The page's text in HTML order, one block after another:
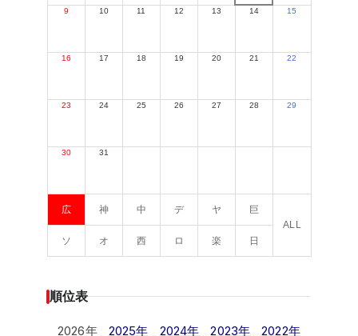
9 10 11 12 13 14 15
16 17 18 19 20 21 22
23 24 25 26 27 28 29
30 31
広 神 中 デ ヤ
巨
ALL
ソ
オ 西 ロ 楽 日
順位表
2026年 2025年 2024年 2023年
2022年